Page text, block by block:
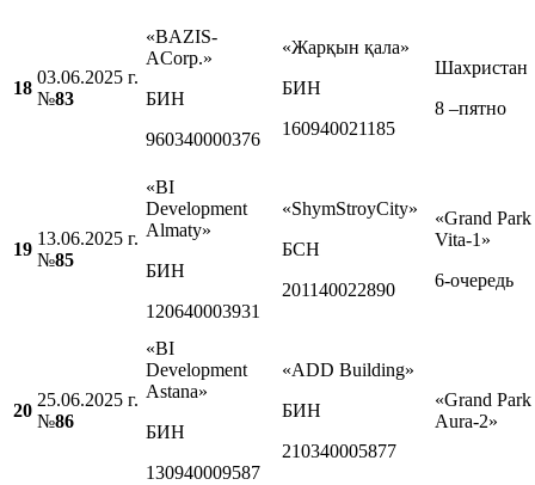
18
03.06.2025 г.
№83
«BAZIS-
АCorp.»
БИН
960340000376
«Жарқын қала»
БИН
160940021185
Шахристан
8 –пятно
19
13.06.2025 г.
№85
«BI
Development
Almaty»
БИН
120640003931
«ShymStroyCity»
БСН
201140022890
«Grand Park
Vita-1»
6-очередь
20
25.06.2025 г.
№86
«BI
Development
Astana»
БИН
130940009587
«ADD Building»
БИН
210340005877
«Grand Park
Aura-2»